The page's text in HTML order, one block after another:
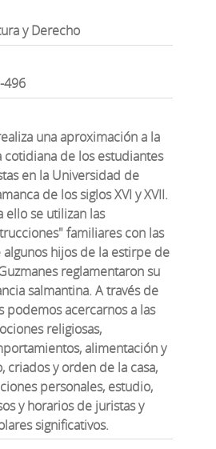
y Derecho
496
una aproximación a la
cotidiana de los estudiantes
en la Universidad de
de los siglos XVI y XVII.
ello se utilizan las
familiares con las
algunos hijos de la estirpe de
reglamentaron su
salmantina. A través de
podemos acercarnos a las
religiosas,
alimentación y
criados y orden de la casa,
personales, estudio,
y horarios de juristas y
significativos.